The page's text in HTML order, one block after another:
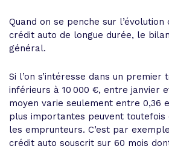
Quand on se penche sur l’évolution
crédit auto de longue durée, le
général.
Si l’on s’intéresse dans un premier
inférieurs à 10 000 €, entre janvier
moyen varie seulement entre 0,36
plus importantes peuvent
les emprunteurs. C’est par
crédit auto souscrit sur 60 mois